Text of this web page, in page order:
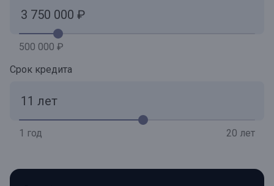
500 000 ₽
Срок кредита
1 год 20 лет